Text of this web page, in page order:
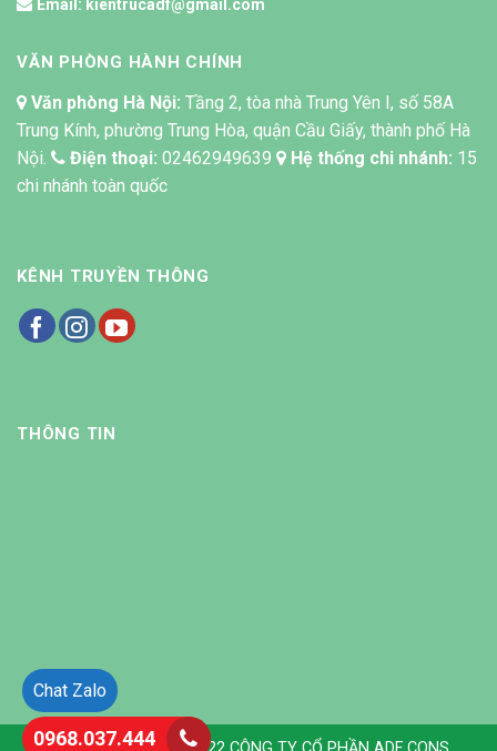
Email: kientrucadf@gmail.com
VĂN PHÒNG HÀNH CHÍNH
Văn phòng Hà Nội: Tầng 2, tòa nhà Trung Yên I, số 58A
Trung Kính, phường Trung Hòa, quận Cầu Giấy, thành phố Hà
Nội.
Điện thoại: 02462949639 Hệ thống chi nhánh: 15
chi nhánh toàn quốc
KÊNH TRUYỀN THÔNG
THÔNG TIN
Chat Zalo
0968.037.444